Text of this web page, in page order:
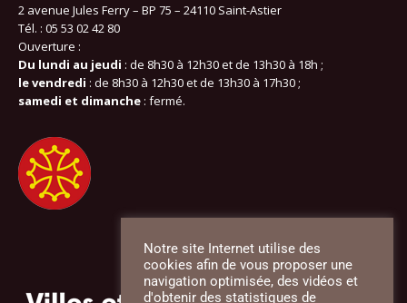
2 avenue Jules Ferry – BP 75 – 24110 Saint-Astier
Tél. : 05 53 02 42 80
Ouverture :
Du lundi au jeudi : de 8h30 à 12h30 et de 13h30 à 18h ;
le vendredi : de 8h30 à 12h30 et de 13h30 à 17h30 ;
samedi et dimanche : fermé.
Notre site Internet utilise des
cookies afin de vous proposer une
navigation optimisée, des vidéos et
d'obtenir des statistiques de